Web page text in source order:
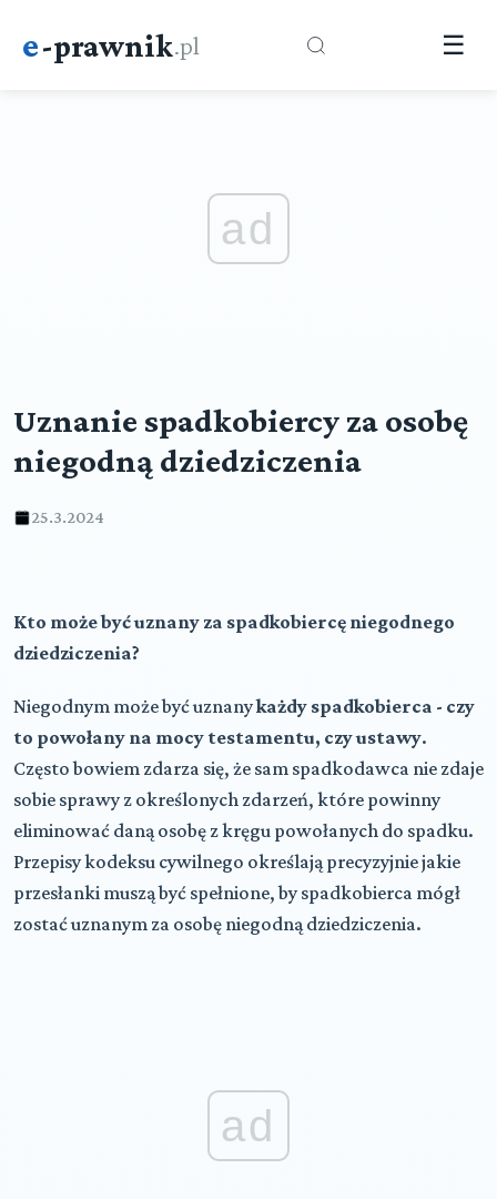
e-prawnik.pl ☰
ad
Uznanie spadkobiercy za osobę
niegodną dziedziczenia
25.3.2024
Kto może być uznany za spadkobiercę niegodnego
dziedziczenia?
Niegodnym może być uznanykażdy spadkobierca - czy
to powołany na mocy testamentu, czy ustawy.
Często bowiem zdarza się, że sam spadkodawca nie zdaje
sobie sprawy z określonych zdarzeń, które powinny
eliminować daną osobę z kręgu powołanych do spadku.
Przepisy kodeksu cywilnego określają precyzyjnie jakie
przesłanki muszą być spełnione, by spadkobierca mógł
zostać uznanym za osobę niegodną dziedziczenia.
ad